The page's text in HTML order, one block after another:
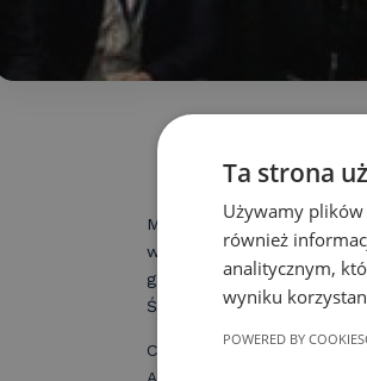
Maj upływa
w Sosnowcu w połowie
gastroplastyki — firmy
Świata było niezwykle
Cenne uwagi mojego
Alqahtani z Arabii
Ta strona
Używamy
również
analitycznym,
wyniku
POWERED BY